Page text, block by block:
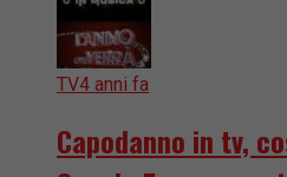
TV4 anni fa
Capodanno in tv,